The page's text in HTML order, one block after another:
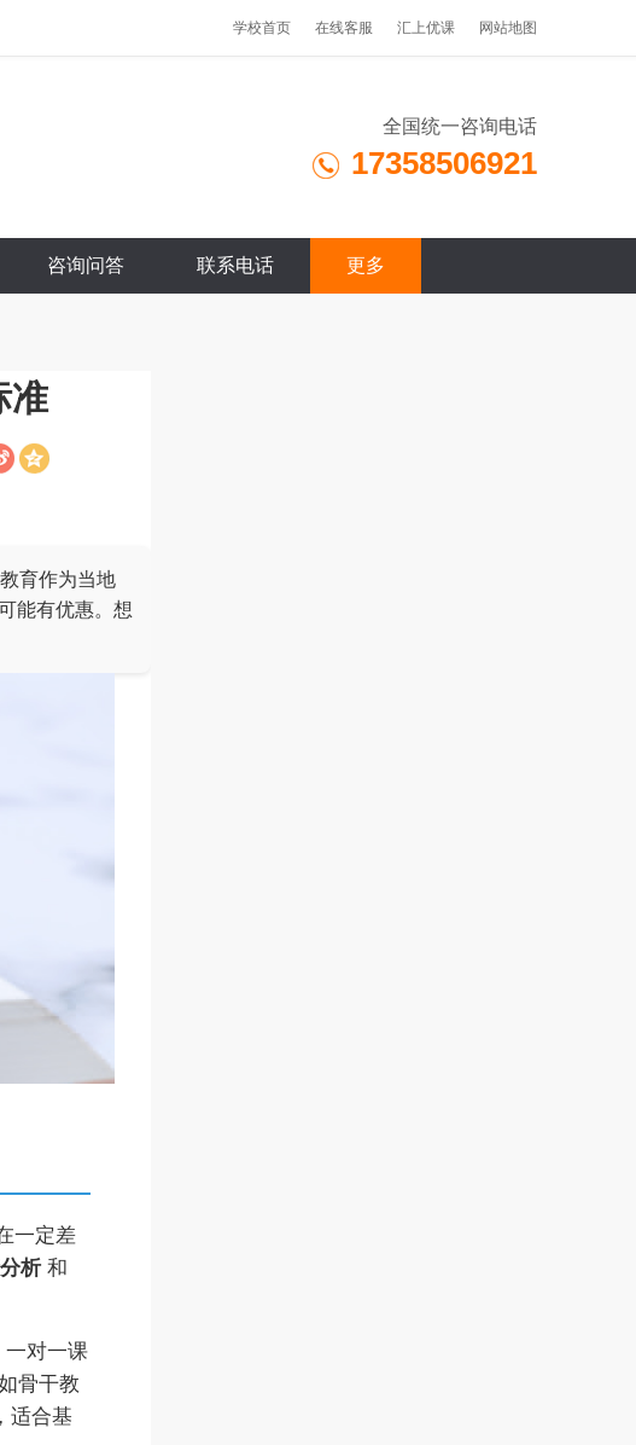
学校首页 在线客服 汇上优课 网站地图
全国统一咨询电话
17358506921
咨询问答 联系电话 更多
准
育作为当地
能有优惠。想
一定差
析和
一对一课
骨干教
，适合基